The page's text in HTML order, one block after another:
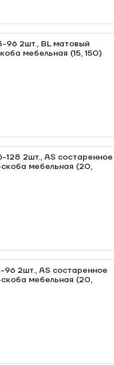
96 2шт., BL матовый
мебельная (15, 150)
128 2шт., AS состаренное
мебельная (20,
2шт., AS состаренное
мебельная (20,